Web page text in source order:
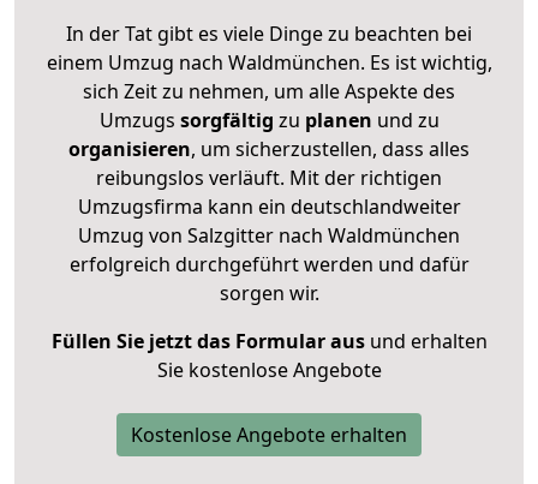
In der Tat gibt es viele Dinge zu beachten bei
einem Umzug nach Waldmünchen. Es ist wichtig,
sich Zeit zu nehmen, um alle Aspekte des
Umzugs sorgfältig zu planen und zu
organisieren, um sicherzustellen, dass alles
reibungslos verläuft. Mit der richtigen
Umzugsfirma kann ein deutschlandweiter
Umzug von Salzgitter nach Waldmünchen
erfolgreich durchgeführt werden und dafür
sorgen wir.
Füllen Sie jetzt das Formular ausund erhalten
Sie kostenlose Angebote
Kostenlose Angebote erhalten